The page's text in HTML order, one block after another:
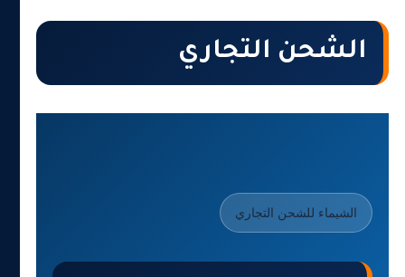
الشحن التجاري
الشيماء للشحن التجاري